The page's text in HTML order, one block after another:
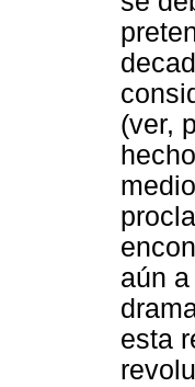
(ver,
aún
esta